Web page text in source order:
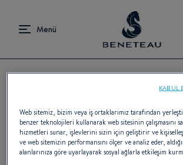
BENETEAU
Beş kıtada 400 bayisi ile
Web sitemiz, bizim veya iş ortaklarımız tarafından
benzer teknolojileri kullanarak web sitesinin çalışmasını
hizmetleri sunar, işlevlerini sizin için geliştirir ve
ve web sitemizin performansını ölçer ve analiz eder,
alanlarınıza göre uyarlayarak sosyal ağlarla etkileşim
KABUL